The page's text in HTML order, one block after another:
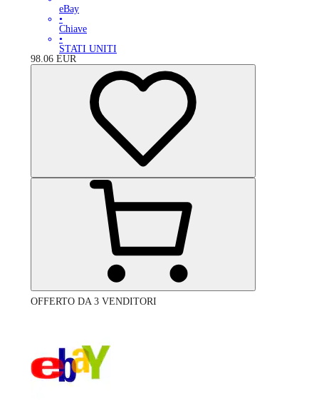
eBay
•
Chiave
•
STATI UNITI
98.06 EUR
OFFERTO DA 3 VENDITORI